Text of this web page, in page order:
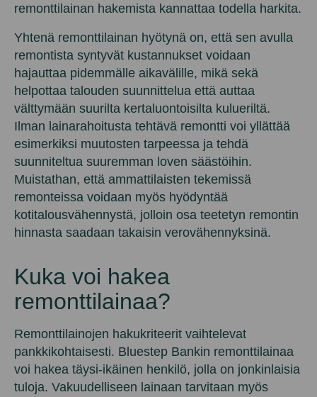
remonttilainan hakemista kannattaa todella harkita.
Yhtenä remonttilainan hyötynä on, että sen avulla
remontista syntyvät kustannukset voidaan
hajauttaa pidemmälle aikavälille, mikä sekä
helpottaa talouden suunnittelua että auttaa
välttymään suurilta kertaluontoisilta kulueriltä.
Ilman lainarahoitusta tehtävä remontti voi yllättää
esimerkiksi muutosten tarpeessa ja tehdä
suunniteltua suuremman loven säästöihin.
Muistathan, että ammattilaisten tekemissä
remonteissa voidaan myös hyödyntää
kotitalousvähennystä, jolloin osa teetetyn remontin
hinnasta saadaan takaisin verovähennyksinä.
Kuka voi hakea
remonttilainaa?
Remonttilainojen hakukriteerit vaihtelevat
pankkikohtaisesti. Bluestep Bankin remonttilainaa
voi hakea täysi-ikäinen henkilö, jolla on jonkinlaisia
tuloja. Vakuudelliseen lainaan tarvitaan myös